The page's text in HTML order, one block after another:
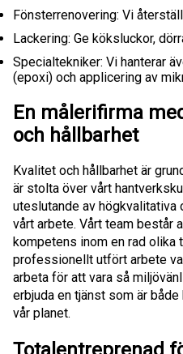
Fönsterrenovering: Vi
Lackering: Ge köksluckor,
Specialtekniker: Vi hanterar
(epoxi) och applicering av
En målerifirma
och hållbarhet
Kvalitet och hållbarhet är
är stolta över vårt
uteslutande av högkvalitativa
vårt arbete. Vårt team består
kompetens inom en rad
professionellt utfört arbete
arbeta för att vara så
erbjuda en tjänst som är
vår planet.